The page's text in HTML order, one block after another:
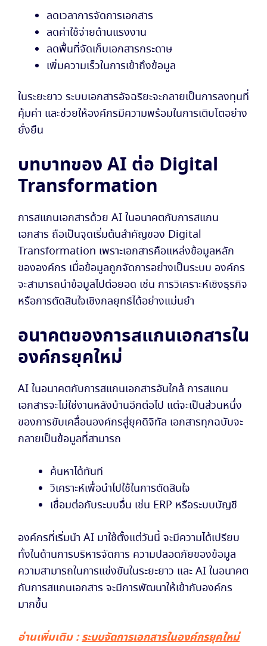
ลดเวลาการจัดการเอกสาร
ลดค่าใช้จ่ายด้านแรงงาน
ลดพื้นที่จัดเก็บเอกสารกระดาษ
เพิ่มความเร็วในการเข้าถึงข้อมูล
ในระยะยาว ระบบเอกสารอัจฉริยะจะกลายเป็นการลงทุนที่
คุ้มค่า และช่วยให้องค์กรมีความพร้อมในการเติบโตอย่าง
ยั่งยืน
บทบาทของ AI ต่อ Digital
Transformation
การสแกนเอกสารด้วย AI ในอนาคตกับการสแกน
เอกสาร ถือเป็นจุดเริ่มต้นสำคัญของ Digital
Transformation เพราะเอกสารคือแหล่งข้อมูลหลัก
ขององค์กร เมื่อข้อมูลถูกจัดการอย่างเป็นระบบ องค์กร
จะสามารถนำข้อมูลไปต่อยอด เช่น การวิเคราะห์เชิงธุรกิจ
หรือการตัดสินใจเชิงกลยุทธ์ได้อย่างแม่นยำ
อนาคตของการสแกนเอกสารใน
องค์กรยุคใหม่
AI ในอนาคตกับการสแกนเอกสารอันใกล้ การสแกน
เอกสารจะไม่ใช่งานหลังบ้านอีกต่อไป แต่จะเป็นส่วนหนึ่ง
ของการขับเคลื่อนองค์กรสู่ยุคดิจิทัล เอกสารทุกฉบับจะ
กลายเป็นข้อมูลที่สามารถ
ค้นหาได้ทันที
วิเคราะห์เพื่อนำไปใช้ในการตัดสินใจ
เชื่อมต่อกับระบบอื่น เช่น ERP หรือระบบบัญชี
องค์กรที่เริ่มนำ AI มาใช้ตั้งแต่วันนี้ จะมีความได้เปรียบ
ทั้งในด้านการบริหารจัดการ ความปลอดภัยของข้อมูล
ความสามารถในการแข่งขันในระยะยาว และ AI ในอนาคต
กับการสแกนเอกสาร จะมีการพัฒนาให้เข้ากับองค์กร
มากขึ้น
อ่านเพิ่มเติม :ระบบจัดการเอกสารในองค์กรยุคใหม่